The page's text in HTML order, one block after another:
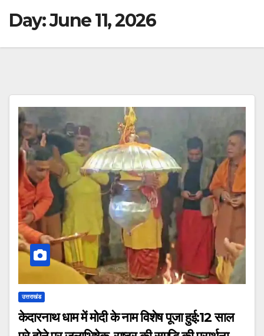
Day:June 11, 2026
उत्तराखंड
केदारनाथ धाम में मोदी के नाम विशेष पूजा हुई:12 साल